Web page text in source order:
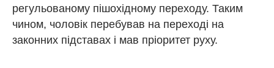
регульованому пішохідному переходу. Таким
чином, чоловік перебував на переході на
законних підставах і мав пріоритет руху.